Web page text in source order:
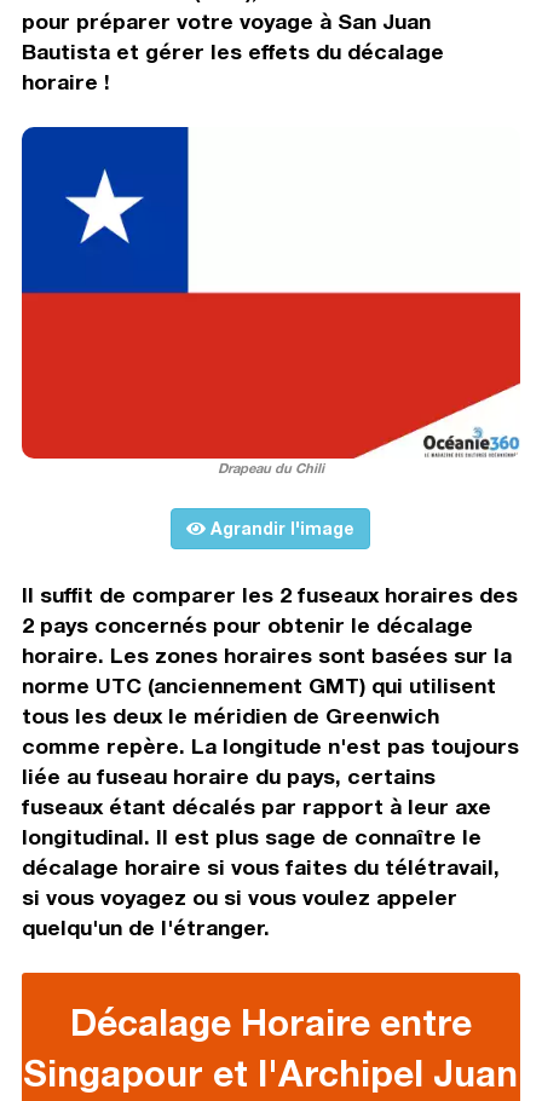
pour préparer votre voyage à San Juan
Bautista et gérer les effets du décalage
horaire !
Drapeau du Chili
Agrandir l'image
Il suffit de comparer les 2 fuseaux horaires des
2 pays concernés pour obtenir le décalage
horaire. Les zones horaires sont basées sur la
norme UTC (anciennement GMT) qui utilisent
tous les deux le méridien de Greenwich
comme repère. La longitude n'est pas toujours
liée au fuseau horaire du pays, certains
fuseaux étant décalés par rapport à leur axe
longitudinal. Il est plus sage de connaître le
décalage horaire si vous faites du télétravail,
si vous voyagez ou si vous voulez appeler
quelqu'un de l'étranger.
Décalage Horaire entre
Singapour et l'Archipel Juan